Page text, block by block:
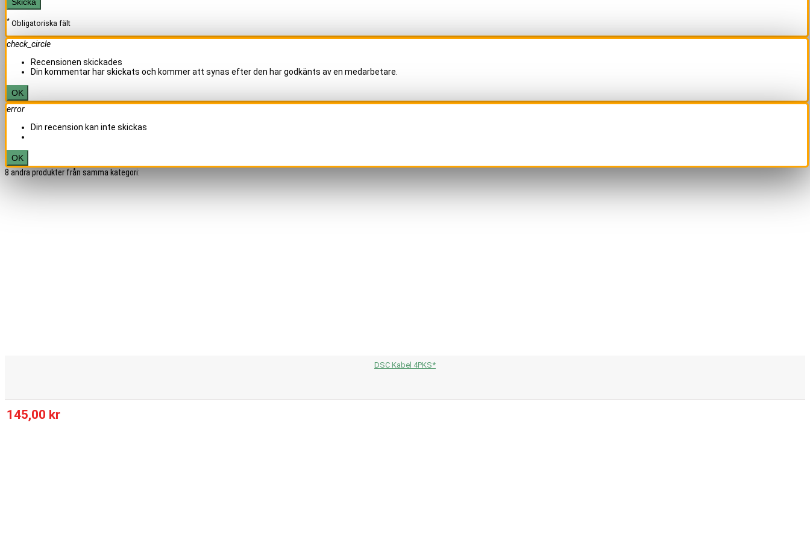
* Obligatoriska fält
check_circle
Recensionen skickades
Din kommentar har skickats och kommer att synas efter den har godkänts av en medarbetare.
OK
error
Din recension kan inte skickas
OK
8 andra produkter från samma kategori:
DSC Kabel 4PKS*
145,00 kr